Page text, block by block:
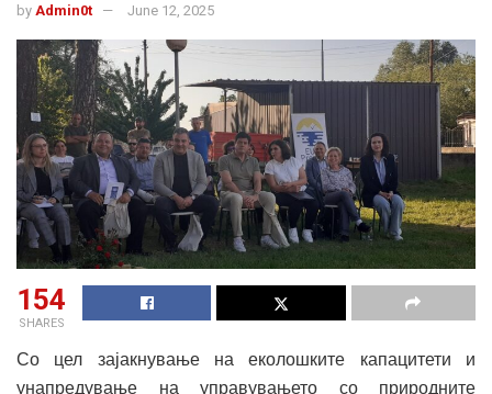
by Admin0t June 12, 2025
154
SHARES
Со цел зајакнување на еколошките капацитети и
унапредување на управувањето со природните